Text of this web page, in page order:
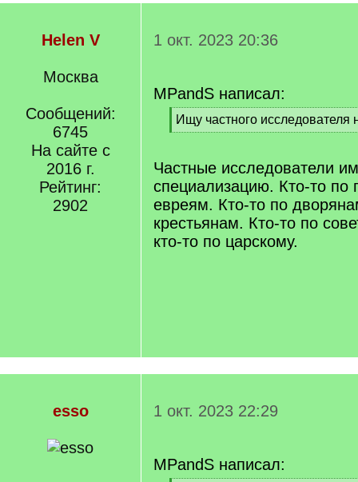
Helen V
Москва
Сообщений:
6745
На сайте с
2016 г.
Рейтинг:
2902
1 окт. 2023 20:36
MPandS написал:
[
q
Ищу частного исследователя
[
q
]
Частные исследователи
специализацию. Кто-то по
евреям. Кто-то по
крестьянам. Кто-то по
кто-то по царскому.
esso 1 окт. 2023 22:29
MPandS написал: